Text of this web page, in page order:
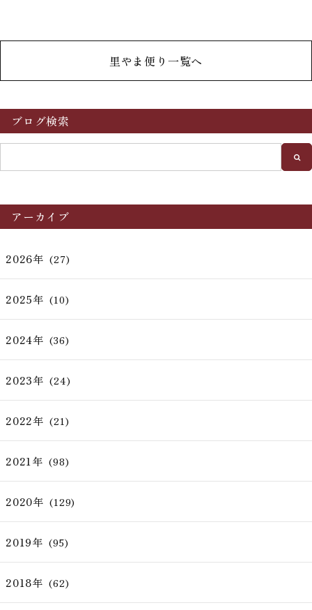
里やま便り一覧へ
ブログ検索
アーカイブ
2026年 (27)
2025年 (10)
2024年 (36)
2023年 (24)
2022年 (21)
2021年 (98)
2020年 (129)
2019年 (95)
2018年 (62)